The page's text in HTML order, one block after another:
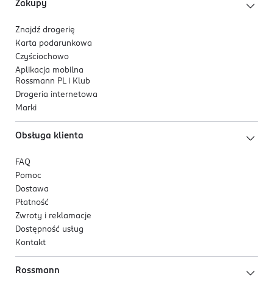
Co wyróżnia ten produkt?
Mała główka ułatwiająca czyszczenie trudno
dostępnych miejsc.
Włókna w kształcie litery X ułatwiające
oczyszczanie przestrzeni międzyzębowych.
Dla kogo jest ten produkt?
Dla dzieci w wieku 6–12 lat, które potrzebują
stałych.
Zakupy
Znajdź drogerię
Karta podarunkowa
Czyściochowo
Aplikacja mobilna
Rossmann PL i Klub
Drogeria internetowa
Marki
Obsługa klienta
FAQ
Pomoc
Dostawa
Płatność
Zwroty i reklamacje
Dostępność usług
Kontakt
Rossmann